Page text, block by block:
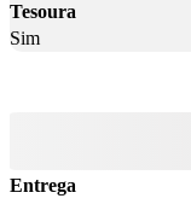
Tesoura
Sim
Entrega